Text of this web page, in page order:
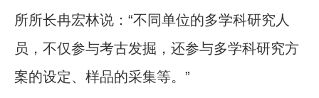
所所长冉宏林说：“不同单位的多学科研究人
员，不仅参与考古发掘，还参与多学科研究方
案的设定、样品的采集等。”